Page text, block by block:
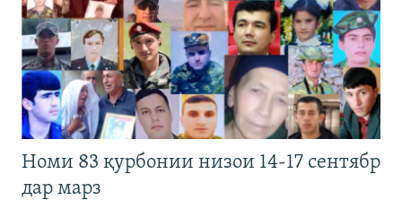
Номи 83 қурбонии низои 14-17 сентябр
дар марз